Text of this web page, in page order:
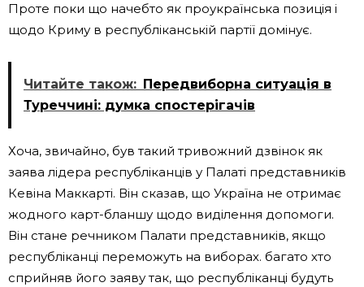
Проте поки що начебто як проукраїнська позиція і
щодо Криму в республіканській партії домінує.
Читайте також: Передвиборна ситуація в
Туреччині: думка спостерігачів
Хоча, звичайно, був такий тривожний дзвінок як
заява лідера республіканців у Палаті представників
Кевіна Маккарті. Він сказав, що Україна не отримає
жодного карт-бланшу щодо виділення допомоги.
Він стане речником Палати представників, якщо
республіканці переможуть на виборах. багато хто
сприйняв його заяву так, що республіканці будуть